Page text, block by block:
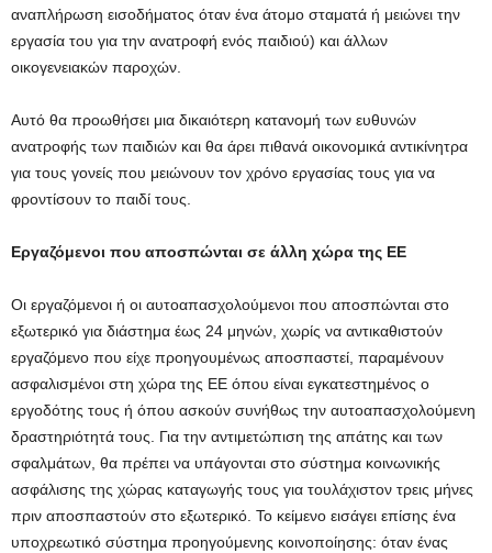
αναπλήρωση εισοδήματος όταν ένα άτομο σταματά ή μειώνει την
εργασία του για την ανατροφή ενός παιδιού) και άλλων
οικογενειακών παροχών.
Αυτό θα προωθήσει μια δικαιότερη κατανομή των ευθυνών
ανατροφής των παιδιών και θα άρει πιθανά οικονομικά αντικίνητρα
για τους γονείς που μειώνουν τον χρόνο εργασίας τους για να
φροντίσουν το παιδί τους.
Εργαζόμενοι που αποσπώνται σε άλλη χώρα της ΕΕ
Οι εργαζόμενοι ή οι αυτοαπασχολούμενοι που αποσπώνται στο
εξωτερικό για διάστημα έως 24 μηνών, χωρίς να αντικαθιστούν
εργαζόμενο που είχε προηγουμένως αποσπαστεί, παραμένουν
ασφαλισμένοι στη χώρα της ΕΕ όπου είναι εγκατεστημένος ο
εργοδότης τους ή όπου ασκούν συνήθως την αυτοαπασχολούμενη
δραστηριότητά τους. Για την αντιμετώπιση της απάτης και των
σφαλμάτων, θα πρέπει να υπάγονται στο σύστημα κοινωνικής
ασφάλισης της χώρας καταγωγής τους για τουλάχιστον τρεις μήνες
πριν αποσπαστούν στο εξωτερικό. Το κείμενο εισάγει επίσης ένα
υποχρεωτικό σύστημα προηγούμενης κοινοποίησης: όταν ένας